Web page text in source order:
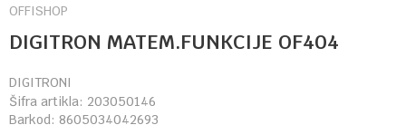
OFFISHOP
DIGITRON MATEM.FUNKCIJE OF404
DIGITRONI
Šifra artikla: 203050146
Barkod: 8605034042693